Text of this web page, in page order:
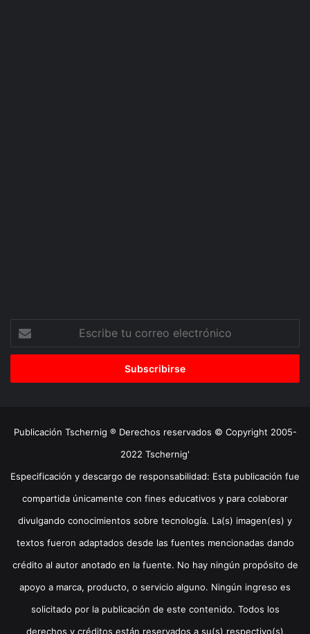
correo
Publicación Tschernig ® Derechos reservados © Copyright 2005-
2022 Tschernig'
Especificación y descargo de responsabilidad: Esta publicación fue
compartida únicamente con fines educativos y para colaborar
divulgando conocimientos sobre tecnología. La(s) imagen(es) y
textos fueron adaptados desde las fuentes mencionadas dando
crédito al autor anotado en la fuente. No hay ningún propósito de
apoyo a marca, producto, o servicio alguno. Ningún ingreso es
solicitado por la publicación de este contenido. Todos los
derechos y créditos están reservados a su(s) respectivo(s)